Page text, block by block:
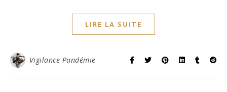
LIRE LA SUITE
Vigilance Pandémie